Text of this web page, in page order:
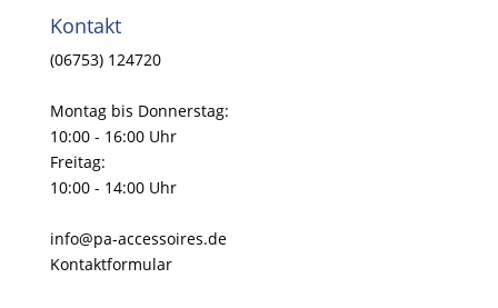
Kontakt
(06753) 124720
Montag bis Donnerstag:
10:00 - 16:00 Uhr
Freitag:
10:00 - 14:00 Uhr
info@pa-accessoires.de
Kontaktformular